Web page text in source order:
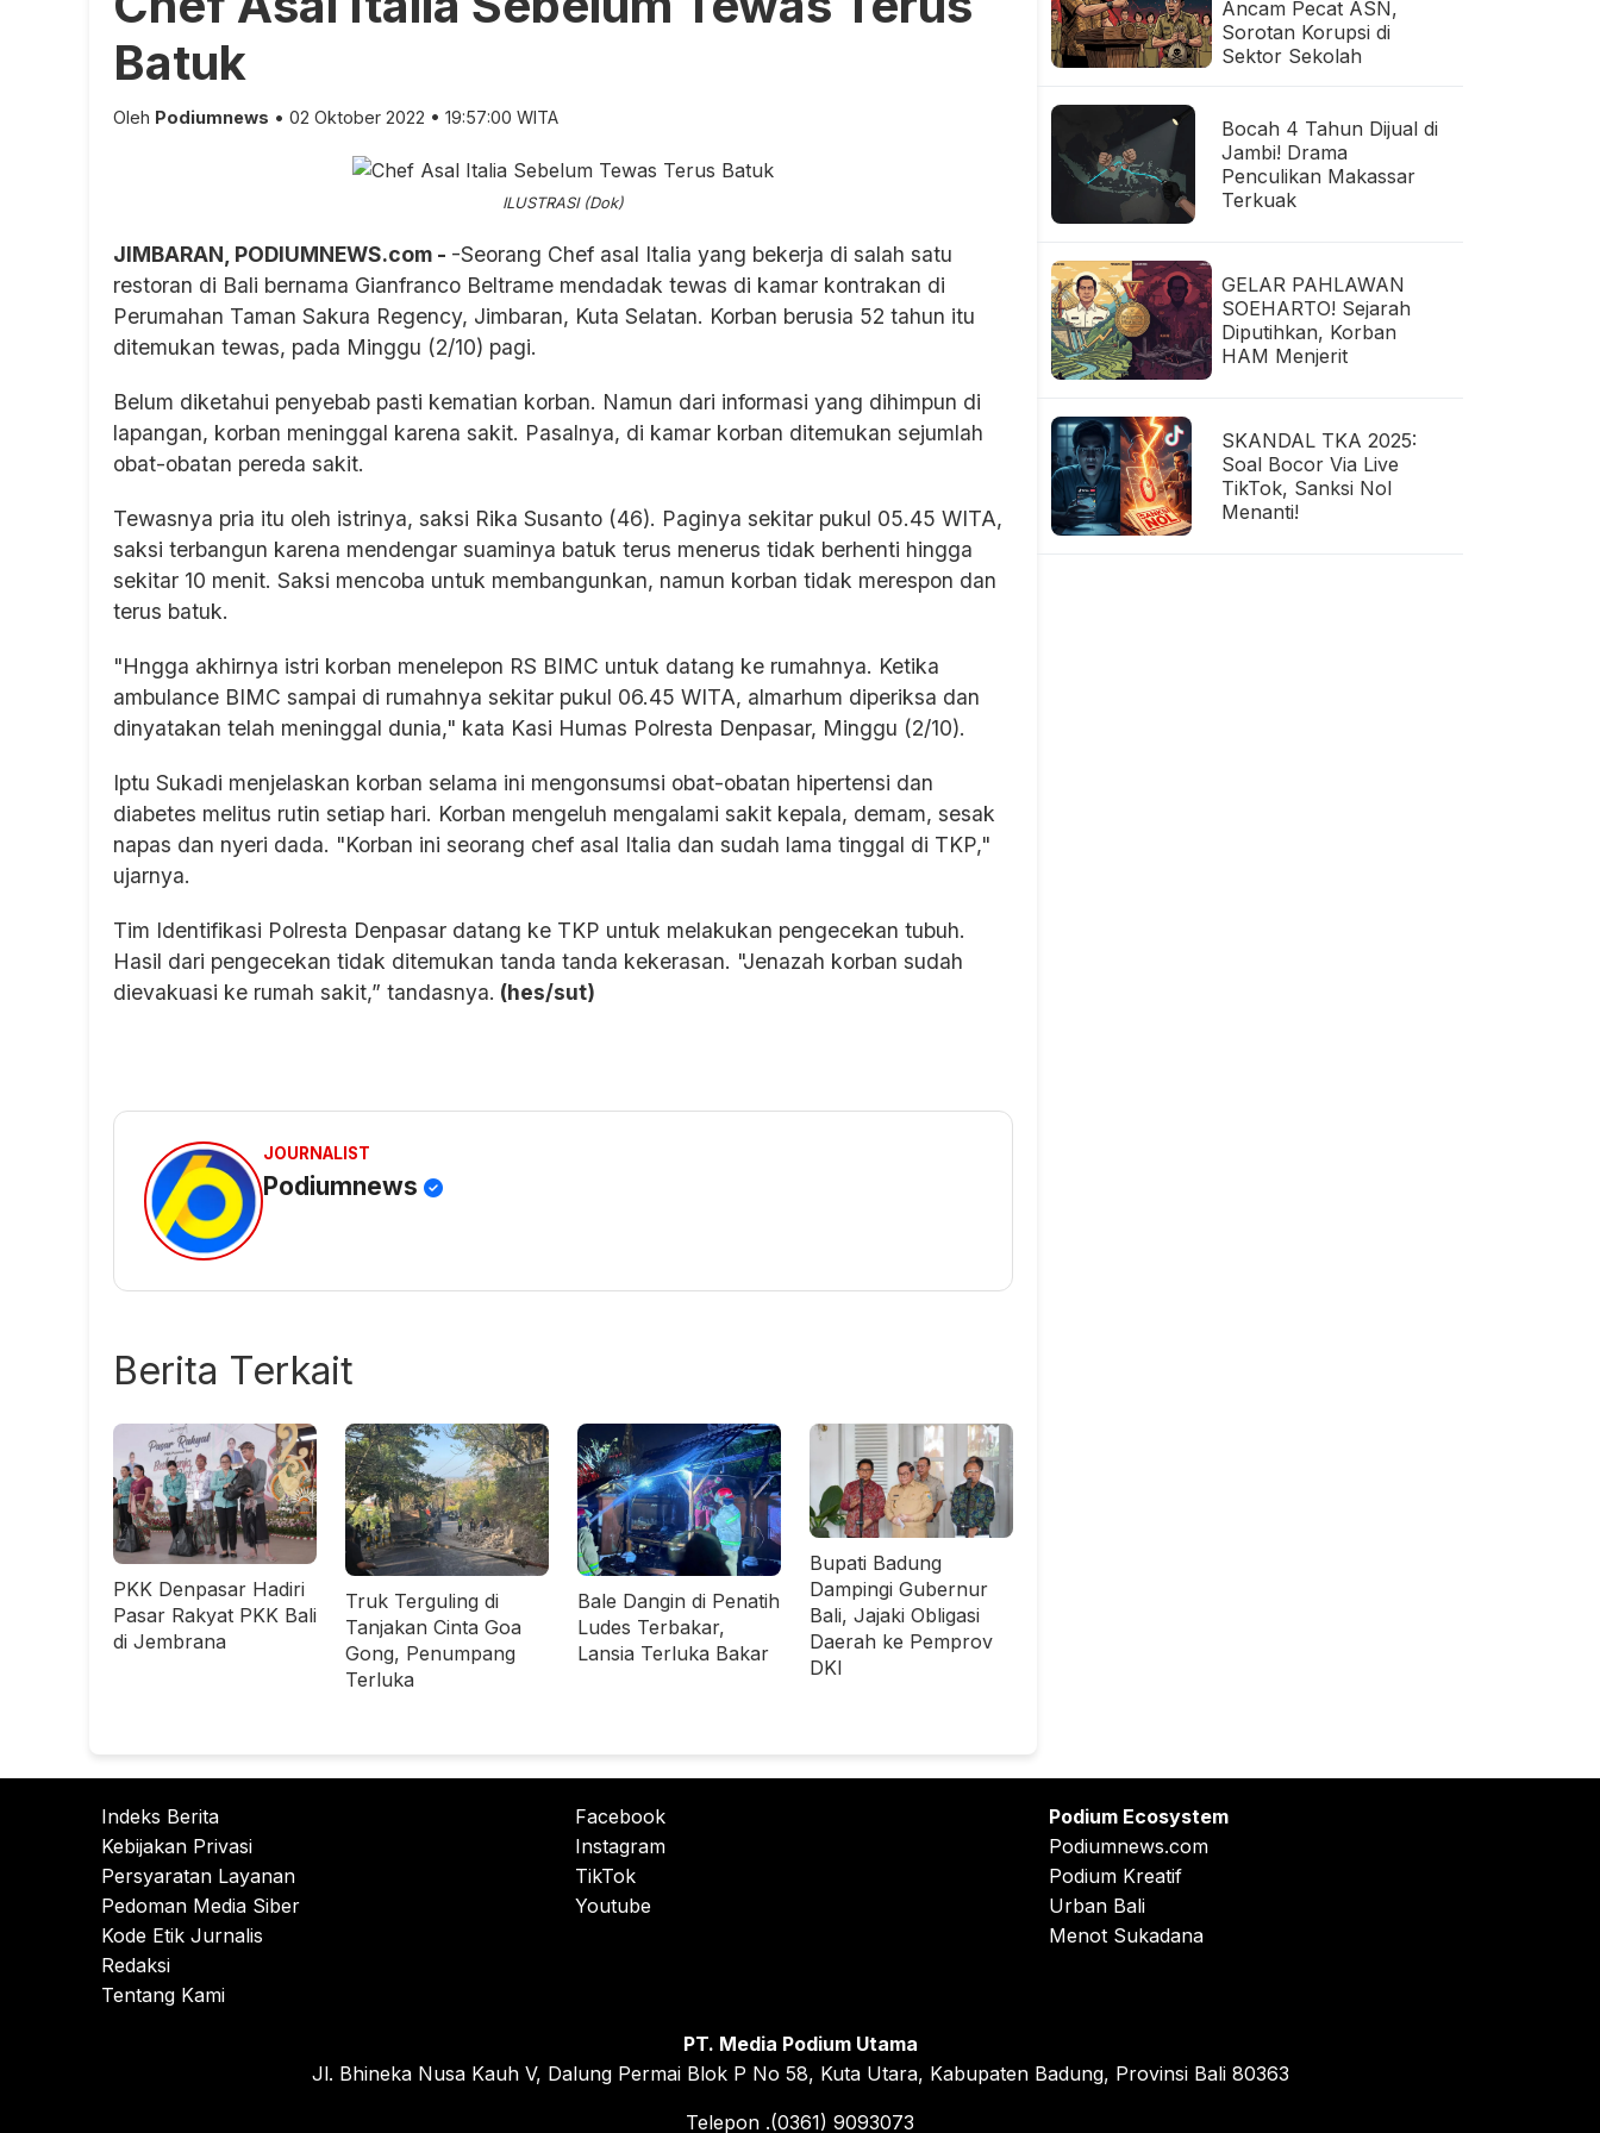
Batuk
Oleh Podiumnews • 02 Oktober 2022 • 19:57:00 WITA
ILUSTRASI (Dok)
JIMBARAN, PODIUMNEWS.com - -Seorang Chef asal Italia yang bekerja di salah satu
restoran di Bali bernama Gianfranco Beltrame mendadak tewas di kamar kontrakan di
Perumahan Taman Sakura Regency, Jimbaran, Kuta Selatan. Korban berusia 52 tahun itu
ditemukan tewas, pada Minggu (2/10) pagi.
Belum diketahui penyebab pasti kematian korban. Namun dari informasi yang dihimpun di
lapangan, korban meninggal karena sakit. Pasalnya, di kamar korban ditemukan sejumlah
obat-obatan pereda sakit.
Tewasnya pria itu oleh istrinya, saksi Rika Susanto (46). Paginya sekitar pukul 05.45 WITA,
saksi terbangun karena mendengar suaminya batuk terus menerus tidak berhenti hingga
sekitar 10 menit. Saksi mencoba untuk membangunkan, namun korban tidak merespon dan
terus batuk.
"Hngga akhirnya istri korban menelepon RS BIMC untuk datang ke rumahnya. Ketika
ambulance BIMC sampai di rumahnya sekitar pukul 06.45 WITA, almarhum diperiksa dan
dinyatakan telah meninggal dunia," kata Kasi Humas Polresta Denpasar, Minggu (2/10).
Iptu Sukadi menjelaskan korban selama ini mengonsumsi obat-obatan hipertensi dan
diabetes melitus rutin setiap hari. Korban mengeluh mengalami sakit kepala, demam, sesak
napas dan nyeri dada. "Korban ini seorang chef asal Italia dan sudah lama tinggal di TKP,"
ujarnya.
Tim Identifikasi Polresta Denpasar datang ke TKP untuk melakukan pengecekan tubuh.
Hasil dari pengecekan tidak ditemukan tanda tanda kekerasan. "Jenazah korban sudah
dievakuasi ke rumah sakit,” tandasnya. (hes/sut)
JOURNALIST
Podiumnews
Berita Terkait
PKK Denpasar Hadiri
Pasar Rakyat PKK Bali
di Jembrana
Truk Terguling di
Tanjakan Cinta Goa
Gong, Penumpang
Terluka
Bale Dangin di Penatih
Ludes Terbakar,
Lansia Terluka Bakar
Bupati Badung
Dampingi Gubernur
Bali, Jajaki Obligasi
Daerah ke Pemprov
DKI
Ancam Pecat ASN,
Sorotan Korupsi di
Sektor Sekolah
Bocah 4 Tahun Dijual di
Jambi! Drama
Penculikan Makassar
Terkuak
GELAR PAHLAWAN
SOEHARTO! Sejarah
Diputihkan, Korban
HAM Menjerit
SKANDAL TKA 2025:
Soal Bocor Via Live
TikTok, Sanksi Nol
Menanti!
Indeks Berita
Kebijakan Privasi
Persyaratan Layanan
Pedoman Media Siber
Kode Etik Jurnalis
Redaksi
Tentang Kami
Facebook
Instagram
TikTok
Youtube
Podium Ecosystem
Podiumnews.com
Podium Kreatif
Urban Bali
Menot Sukadana
PT. Media Podium Utama
Jl. Bhineka Nusa Kauh V, Dalung Permai Blok P No 58, Kuta Utara, Kabupaten Badung, Provinsi Bali 80363
Telepon .(0361) 9093073